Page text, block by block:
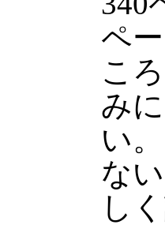
ペ
こ
み
い
な
し